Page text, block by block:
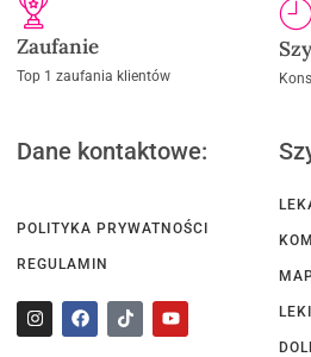
Zaufanie
Top 1 zaufania klientów
Dane kontaktowe:
POLITYKA PRYWATNOŚCI
REGULAMIN
LEKI